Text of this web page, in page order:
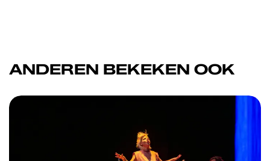
ANDEREN BEKEKEN OOK
Overslaan